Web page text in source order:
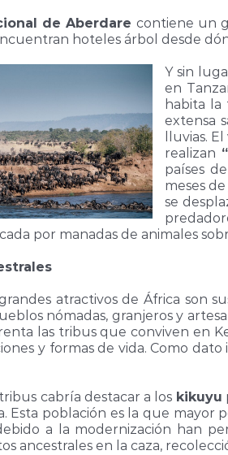
de Aberdare contiene un
hoteles árbol desde
Y sin
en
habita
extensa
lluvias.
realizan
países
meses
se
por manadas de animales
atractivos de África son
nómadas, granjeros y
las tribus que conviven en
y formas de vida. Como
cabría destacar a los kikuyu
Esta población es la que mayor
a la modernización han
ancestrales en la caza,